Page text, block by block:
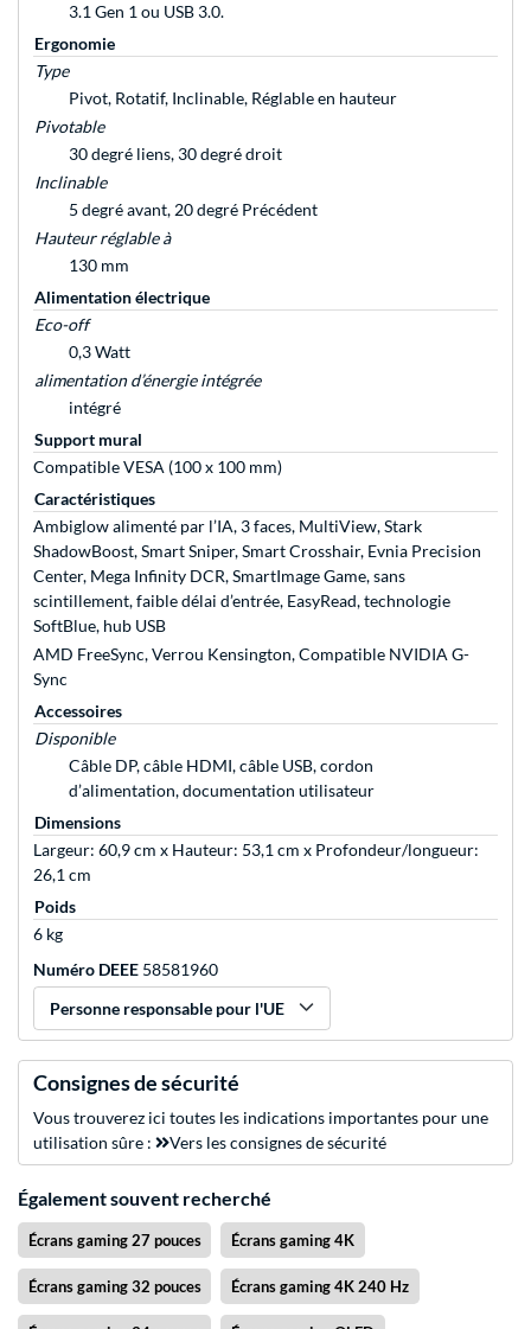
3.1 Gen 1 ou USB 3.0.
Ergonomie
Type
Pivot, Rotatif, Inclinable, Réglable en hauteur
Pivotable
30 degré liens, 30 degré droit
Inclinable
5 degré avant, 20 degré Précédent
Hauteur réglable à
130 mm
Alimentation électrique
Eco-off
0,3 Watt
alimentation d’énergie intégrée
intégré
Support mural
Compatible VESA (100 x 100 mm)
Caractéristiques
Ambiglow alimenté par l’IA, 3 faces, MultiView, Stark
ShadowBoost, Smart Sniper, Smart Crosshair, Evnia Precision
Center, Mega Infinity DCR, SmartImage Game, sans
scintillement, faible délai d’entrée, EasyRead, technologie
SoftBlue, hub USB
AMD FreeSync, Verrou Kensington, Compatible NVIDIA G-
Sync
Accessoires
Disponible
Câble DP, câble HDMI, câble USB, cordon
d’alimentation, documentation utilisateur
Dimensions
Largeur: 60,9 cm x Hauteur: 53,1 cm x Profondeur/longueur:
26,1 cm
Poids
6 kg
Numéro DEEE 58581960
Personne responsable pour l'UE
Consignes de sécurité
Vous trouverez ici toutes les indications importantes pour une
utilisation sûre :
Vers les consignes de sécurité
Également souvent recherché
Écrans gaming 27 pouces Écrans gaming 4K
Écrans gaming 32 pouces Écrans gaming 4K 240 Hz